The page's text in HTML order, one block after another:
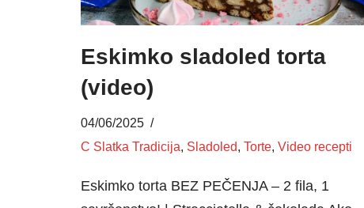
Eskimko sladoled torta
(video)
04/06/2025
C Slatka Tradicija, Sladoled, Torte, Video recepti
Eskimko torta BEZ PEČENJA – 2 fila, 1